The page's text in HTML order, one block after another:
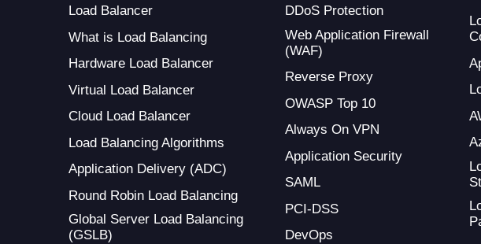
Load Balancer
What is Load Balancing
Hardware Load Balancer
Virtual Load Balancer
Cloud Load Balancer
Load Balancing Algorithms
Application Delivery (ADC)
Round Robin Load Balancing
Global Server Load Balancing
(GSLB)
DDoS Protection
Web Application Firewall
(WAF)
Reverse Proxy
OWASP Top 10
Always On VPN
Application Security
SAML
PCI-DSS
DevOps